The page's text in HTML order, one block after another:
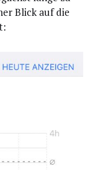
Blick auf die